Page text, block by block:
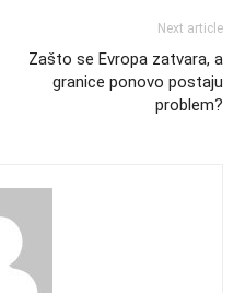
Next article
Zašto se Evropa zatvara, a
granice ponovo postaju
problem?